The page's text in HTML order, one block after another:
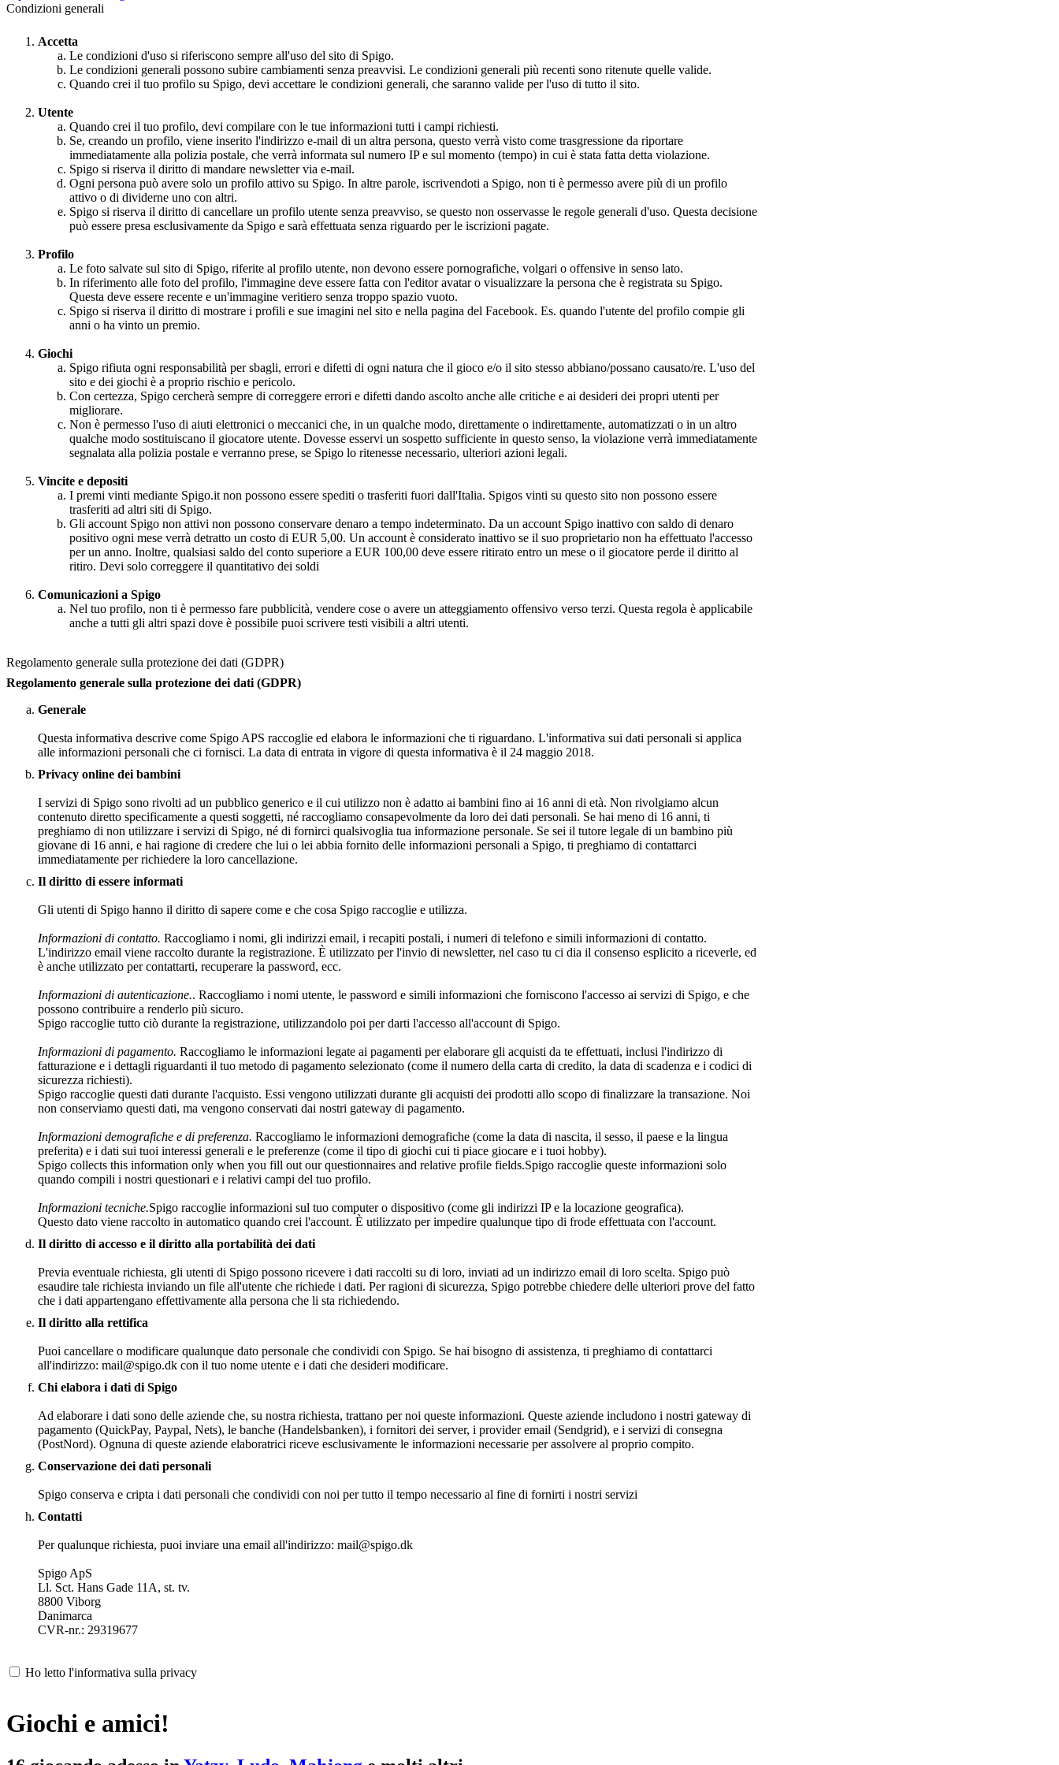
Condizioni generali
Accetta
Le condizioni d'uso si riferiscono sempre all'uso del sito di Spigo.
Le condizioni generali possono subire cambiamenti senza preavvisi. Le condizioni generali più recenti sono ritenute quelle valide.
Quando crei il tuo profilo su Spigo, devi accettare le condizioni generali, che saranno valide per l'uso di tutto il sito.
Utente
Quando crei il tuo profilo, devi compilare con le tue informazioni tutti i campi richiesti.
Se, creando un profilo, viene inserito l'indirizzo e-mail di un altra persona, questo verrà visto come trasgressione da riportare
immediatamente alla polizia postale, che verrà informata sul numero IP e sul momento (tempo) in cui è stata fatta detta violazione.
Spigo si riserva il diritto di mandare newsletter via e-mail.
Ogni persona può avere solo un profilo attivo su Spigo. In altre parole, iscrivendoti a Spigo, non ti è permesso avere più di un profilo
attivo o di dividerne uno con altri.
Spigo si riserva il diritto di cancellare un profilo utente senza preavviso, se questo non osservasse le regole generali d'uso. Questa decisione
può essere presa esclusivamente da Spigo e sarà effettuata senza riguardo per le iscrizioni pagate.
Profilo
Le foto salvate sul sito di Spigo, riferite al profilo utente, non devono essere pornografiche, volgari o offensive in senso lato.
In riferimento alle foto del profilo, l'immagine deve essere fatta con l'editor avatar o visualizzare la persona che è registrata su Spigo.
Questa deve essere recente e un'immagine veritiero senza troppo spazio vuoto.
Spigo si riserva il diritto di mostrare i profili e sue imagini nel sito e nella pagina del Facebook. Es. quando l'utente del profilo compie gli
anni o ha vinto un premio.
Giochi
Spigo rifiuta ogni responsabilità per sbagli, errori e difetti di ogni natura che il gioco e/o il sito stesso abbiano/possano causato/re. L'uso del
sito e dei giochi è a proprio rischio e pericolo.
Con certezza, Spigo cercherà sempre di correggere errori e difetti dando ascolto anche alle critiche e ai desideri dei propri utenti per
migliorare.
Non è permesso l'uso di aiuti elettronici o meccanici che, in un qualche modo, direttamente o indirettamente, automatizzati o in un altro
qualche modo sostituiscano il giocatore utente. Dovesse esservi un sospetto sufficiente in questo senso, la violazione verrà immediatamente
segnalata alla polizia postale e verranno prese, se Spigo lo ritenesse necessario, ulteriori azioni legali.
Vincite e depositi
I premi vinti mediante Spigo.it non possono essere spediti o trasferiti fuori dall'Italia. Spigos vinti su questo sito non possono essere
trasferiti ad altri siti di Spigo.
Gli account Spigo non attivi non possono conservare denaro a tempo indeterminato. Da un account Spigo inattivo con saldo di denaro
positivo ogni mese verrà detratto un costo di EUR 5,00. Un account è considerato inattivo se il suo proprietario non ha effettuato l'accesso
per un anno. Inoltre, qualsiasi saldo del conto superiore a EUR 100,00 deve essere ritirato entro un mese o il giocatore perde il diritto al
ritiro. Devi solo correggere il quantitativo dei soldi
Comunicazioni a Spigo
Nel tuo profilo, non ti è permesso fare pubblicità, vendere cose o avere un atteggiamento offensivo verso terzi. Questa regola è applicabile
anche a tutti gli altri spazi dove è possibile puoi scrivere testi visibili a altri utenti.
Regolamento generale sulla protezione dei dati (GDPR)
Regolamento generale sulla protezione dei dati (GDPR)
Generale
Questa informativa descrive come Spigo APS raccoglie ed elabora le informazioni che ti riguardano. L'informativa sui dati personali si applica
alle informazioni personali che ci fornisci. La data di entrata in vigore di questa informativa è il 24 maggio 2018.
Privacy online dei bambini
I servizi di Spigo sono rivolti ad un pubblico generico e il cui utilizzo non è adatto ai bambini fino ai 16 anni di età. Non rivolgiamo alcun
contenuto diretto specificamente a questi soggetti, né raccogliamo consapevolmente da loro dei dati personali. Se hai meno di 16 anni, ti
preghiamo di non utilizzare i servizi di Spigo, né di fornirci qualsivoglia tua informazione personale. Se sei il tutore legale di un bambino più
giovane di 16 anni, e hai ragione di credere che lui o lei abbia fornito delle informazioni personali a Spigo, ti preghiamo di contattarci
immediatamente per richiedere la loro cancellazione.
Il diritto di essere informati
Gli utenti di Spigo hanno il diritto di sapere come e che cosa Spigo raccoglie e utilizza.
Informazioni di contatto. Raccogliamo i nomi, gli indirizzi email, i recapiti postali, i numeri di telefono e simili informazioni di contatto.
L'indirizzo email viene raccolto durante la registrazione. È utilizzato per l'invio di newsletter, nel caso tu ci dia il consenso esplicito a riceverle, ed
è anche utilizzato per contattarti, recuperare la password, ecc.
Informazioni di autenticazione.. Raccogliamo i nomi utente, le password e simili informazioni che forniscono l'accesso ai servizi di Spigo, e che
possono contribuire a renderlo più sicuro.
Spigo raccoglie tutto ciò durante la registrazione, utilizzandolo poi per darti l'accesso all'account di Spigo.
Informazioni di pagamento. Raccogliamo le informazioni legate ai pagamenti per elaborare gli acquisti da te effettuati, inclusi l'indirizzo di
fatturazione e i dettagli riguardanti il tuo metodo di pagamento selezionato (come il numero della carta di credito, la data di scadenza e i codici di
sicurezza richiesti).
Spigo raccoglie questi dati durante l'acquisto. Essi vengono utilizzati durante gli acquisti dei prodotti allo scopo di finalizzare la transazione. Noi
non conserviamo questi dati, ma vengono conservati dai nostri gateway di pagamento.
Informazioni demografiche e di preferenza. Raccogliamo le informazioni demografiche (come la data di nascita, il sesso, il paese e la lingua
preferita) e i dati sui tuoi interessi generali e le preferenze (come il tipo di giochi cui ti piace giocare e i tuoi hobby).
Spigo collects this information only when you fill out our questionnaires and relative profile fields.Spigo raccoglie queste informazioni solo
quando compili i nostri questionari e i relativi campi del tuo profilo.
Informazioni tecniche.Spigo raccoglie informazioni sul tuo computer o dispositivo (come gli indirizzi IP e la locazione geografica).
Questo dato viene raccolto in automatico quando crei l'account. È utilizzato per impedire qualunque tipo di frode effettuata con l'account.
Il diritto di accesso e il diritto alla portabilità dei dati
Previa eventuale richiesta, gli utenti di Spigo possono ricevere i dati raccolti su di loro, inviati ad un indirizzo email di loro scelta. Spigo può
esaudire tale richiesta inviando un file all'utente che richiede i dati. Per ragioni di sicurezza, Spigo potrebbe chiedere delle ulteriori prove del fatto
che i dati appartengano effettivamente alla persona che li sta richiedendo.
Il diritto alla rettifica
Puoi cancellare o modificare qualunque dato personale che condividi con Spigo. Se hai bisogno di assistenza, ti preghiamo di contattarci
all'indirizzo: mail@spigo.dk con il tuo nome utente e i dati che desideri modificare.
Chi elabora i dati di Spigo
Ad elaborare i dati sono delle aziende che, su nostra richiesta, trattano per noi queste informazioni. Queste aziende includono i nostri gateway di
pagamento (QuickPay, Paypal, Nets), le banche (Handelsbanken), i fornitori dei server, i provider email (Sendgrid), e i servizi di consegna
(PostNord). Ognuna di queste aziende elaboratrici riceve esclusivamente le informazioni necessarie per assolvere al proprio compito.
Conservazione dei dati personali
Spigo conserva e cripta i dati personali che condividi con noi per tutto il tempo necessario al fine di fornirti i nostri servizi
Contatti
Per qualunque richiesta, puoi inviare una email all'indirizzo: mail@spigo.dk
Spigo ApS
Ll. Sct. Hans Gade 11A, st. tv.
8800 Viborg
Danimarca
CVR-nr.: 29319677
Ho letto l'informativa sulla privacy
Giochi e amici!